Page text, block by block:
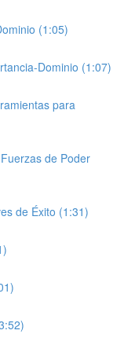
(1:05)
Dominio (1:07)
para
de Poder
de Éxito (1:31)